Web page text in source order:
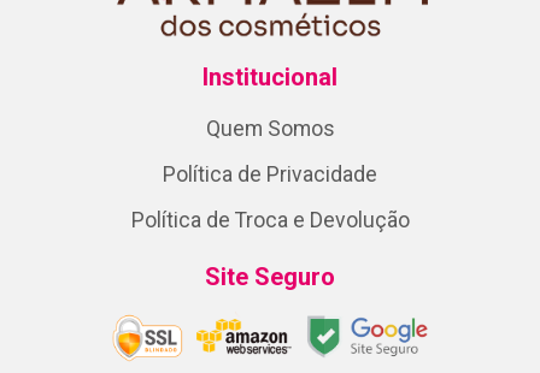
Institucional
Quem Somos
Política de Privacidade
Política de Troca e Devolução
Site Seguro